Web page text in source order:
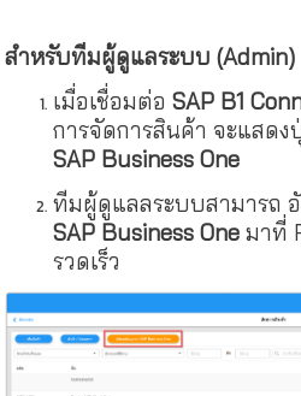
สำหรับทีมผู้ดูแลระบบ (Admin)
เมื่อเชื่อมต่อSAP B1
การจัดการสินค้า จะแสด
SAP Business One
ทีมผู้ดูแลลระบบสามารถ
SAP Business One มาที่
รวดเร็ว